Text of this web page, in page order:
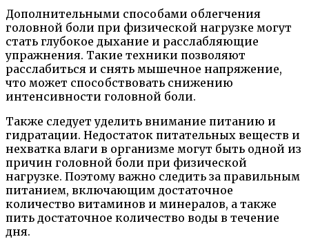
Дополнительными способами облегчения
головной боли при физической нагрузке могут
стать глубокое дыхание и расслабляющие
упражнения. Такие техники позволяют
расслабиться и снять мышечное напряжение,
что может способствовать снижению
интенсивности головной боли.
Также следует уделить внимание питанию и
гидратации. Недостаток питательных веществ и
нехватка влаги в организме могут быть одной из
причин головной боли при физической
нагрузке. Поэтому важно следить за правильным
питанием, включающим достаточное
количество витаминов и минералов, а также
пить достаточное количество воды в течение
дня.